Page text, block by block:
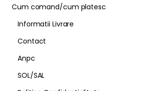
Cum comand/cum platesc
Informatii Livrare
Contact
Anpc
SOL/SAL